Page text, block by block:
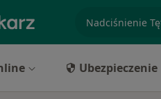
specjalizacja,
Ubezpieczenie